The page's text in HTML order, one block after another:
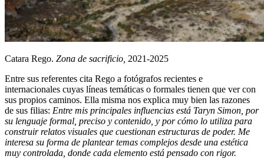
Catara Rego. Zona de sacrificio, 2021-2025
Entre sus referentes cita Rego a fotógrafos recientes e
internacionales cuyas líneas temáticas o formales tienen que ver con
sus propios caminos. Ella misma nos explica muy bien las razones
de sus filias: Entre mis principales influencias está Taryn Simon, por
su lenguaje formal, preciso y contenido, y por cómo lo utiliza para
construir relatos visuales que cuestionan estructuras de poder. Me
interesa su forma de plantear temas complejos desde una estética
muy controlada, donde cada elemento está pensado con rigor.